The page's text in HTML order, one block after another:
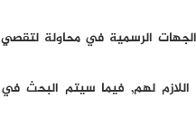
الرسمية في محاولة لتقصي
اللازم لهم, فيما سيتم البحث في